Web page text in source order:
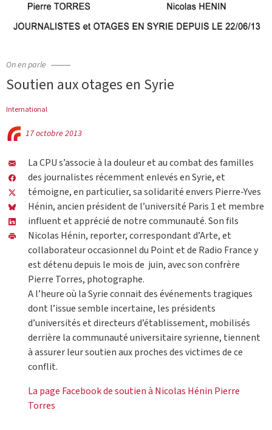
On en parle
Soutien aux otages en Syrie
International
17 octobre 2013
La CPU s’associe à la douleur et au combat des familles
des journalistes récemment enlevés en Syrie, et
témoigne, en particulier, sa solidarité envers Pierre-Yves
Hénin, ancien président de l’université Paris 1 et membre
influent et apprécié de notre communauté. Son fils
Nicolas Hénin, reporter, correspondant d’Arte, et
collaborateur occasionnel du Point et de Radio France y
est détenu depuis le mois de juin, avec son confrère
Pierre Torres, photographe.
A l’heure où la Syrie connait des événements tragiques
dont l’issue semble incertaine, les présidents
d’universités et directeurs d’établissement, mobilisés
derrière la communauté universitaire syrienne, tiennent
à assurer leur soutien aux proches des victimes de ce
conflit.
La page Facebook de soutien à Nicolas Hénin Pierre
Torres